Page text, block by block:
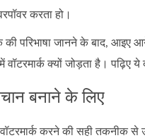
करता हो।
की परिभाषा जानने के बाद, आइए
वॉटरमार्क क्यों जोड़ता है। पढ़िए ये
बनाने के लिए
करने की सही तकनीक से